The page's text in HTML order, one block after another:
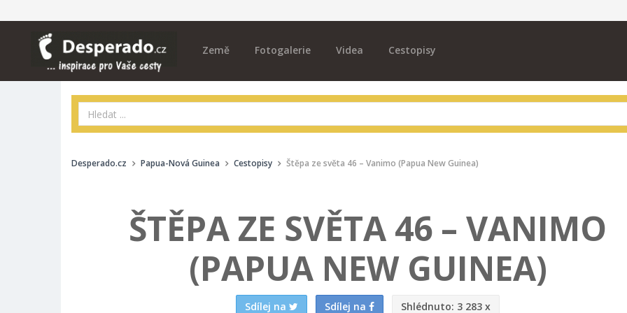
Země Fotogalerie Videa Cestopisy
Desperado.cz Papua-Nová Guinea Cestopisy Štěpa ze světa 46 – Vanimo (Papua New Guinea)
ŠTĚPA ZE SVĚTA 46 – VANIMO
(PAPUA NEW GUINEA)
Sdílej na Sdílej na Shlédnuto: 3 283 x